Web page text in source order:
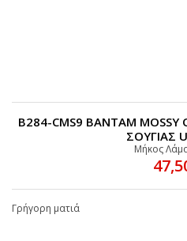
B284-CMS9 BANTAM MOSSY
ΣΟΥΓΙΑΣ
Μήκος
Γρήγορη ματιά